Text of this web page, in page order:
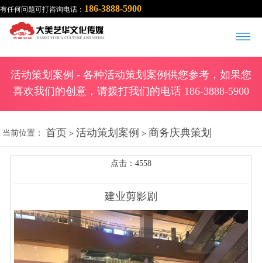
有任何问题可打咨询电话： 186-3888-5900
活动策划案例 - 各种活动策划案例供您参考，如果您
喜欢我们的创意，请拨打我们的电话 186-3888-5900
当前位置： 首页 > 活动策划案例 > 商务庆典策划
点击：4558
建业剪影剧